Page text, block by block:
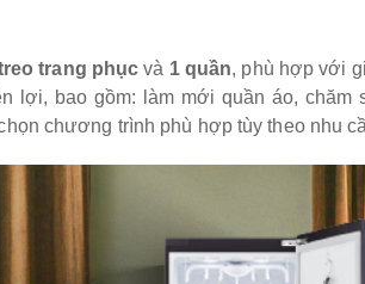
trang phục và 1 quần, phù hợp với
lợi, bao gồm: làm mới quần áo, chăm
chương trình phù hợp tùy theo nhu